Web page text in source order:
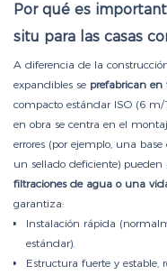
Por qué es
situ para las casas
A diferencia de la
expandibles se prefabrican en
compacto estándar ISO (6
en obra se centra en el
errores (por ejemplo, una
un sellado deficiente) pueden
filtraciones de agua o una
garantiza:
Instalación rápida
estándar).
Estructura fuerte y estable,